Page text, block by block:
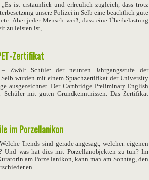
ist erstaunlich und erfreulich zugleich, dass trotz
unsere Polizei in Selb eine beachtlich gute
Aber jeder Mensch weiß, dass eine Überbelastung
zu leisten ist,
Zertifikat
Zwölf Schüler der neunten Jahrgangsstufe der
Selb wurden mit einem Sprachzertifikat der University
ausgezeichnet. Der Cambridge Preliminary English
Schüler mit guten Grundkenntnissen. Das Zertifikat
im Porzellanikon
Trends sind gerade angesagt, welchen eigenen
Und was hat dies mit Porzellanobjekten zu tun? Im
am Porzellanikon, kann man am Sonntag, den